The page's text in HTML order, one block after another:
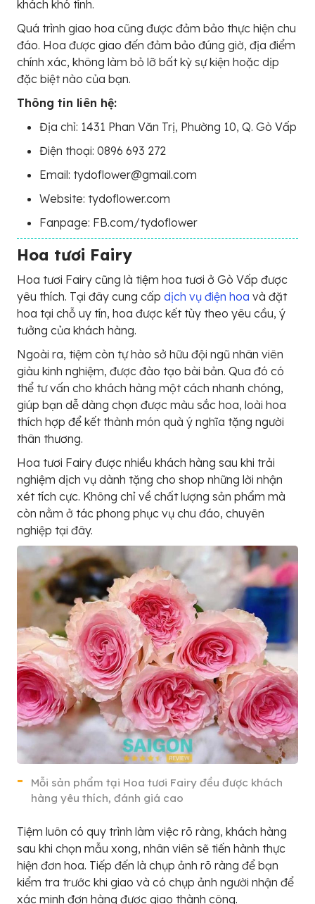
khách khó tính.
Quá trình giao hoa cũng được đảm bảo thực hiện chu
đáo. Hoa được giao đến đảm bảo đúng giờ, địa điểm
chính xác, không làm bỏ lỡ bất kỳ sự kiện hoặc dịp
đặc biệt nào của bạn.
Thông tin liên hệ:
Địa chỉ: 1431 Phan Văn Trị, Phường 10, Q. Gò Vấp
Điện thoại: 0896 693 272
Email: tydoflower@gmail.com
Website: tydoflower.com
Fanpage: FB.com/tydoflower
Hoa tươi Fairy
Hoa tươi Fairy cũng là tiệm hoa tươi ở Gò Vấp được
yêu thích. Tại đây cung cấp dịch vụ điện hoa và đặt
hoa tại chỗ uy tín, hoa được kết tùy theo yêu cầu, ý
tưởng của khách hàng.
Ngoài ra, tiệm còn tự hào sở hữu đội ngũ nhân viên
giàu kinh nghiệm, được đào tạo bài bản. Qua đó có
thể tư vấn cho khách hàng một cách nhanh chóng,
giúp bạn dễ dàng chọn được màu sắc hoa, loài hoa
thích hợp để kết thành món quà ý nghĩa tặng người
thân thương.
Hoa tươi Fairy được nhiều khách hàng sau khi trải
nghiệm dịch vụ dành tặng cho shop những lời nhận
xét tích cực. Không chỉ về chất lượng sản phẩm mà
còn nằm ở tác phong phục vụ chu đáo, chuyên
nghiệp tại đây.
Mỗi sản phẩm tại Hoa tươi Fairy đều được khách
hàng yêu thích, đánh giá cao
Tiệm luôn có quy trình làm việc rõ ràng, khách hàng
sau khi chọn mẫu xong, nhân viên sẽ tiến hành thực
hiện đơn hoa. Tiếp đến là chụp ảnh rõ ràng để bạn
kiểm tra trước khi giao và có chụp ảnh người nhận để
xác minh đơn hàng được giao thành công.